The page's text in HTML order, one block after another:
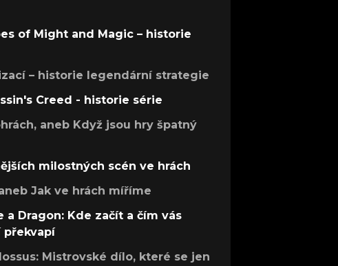
of Might and Magic – historie
– historie legendární strategie
Creed - historie série
aneb Když jsou hry špatný
milostných scén ve hrách
Jak ve hrách míříme
a Dragon: Kde začít a čím vás
překvapí
Mistrovské dílo, které se jen